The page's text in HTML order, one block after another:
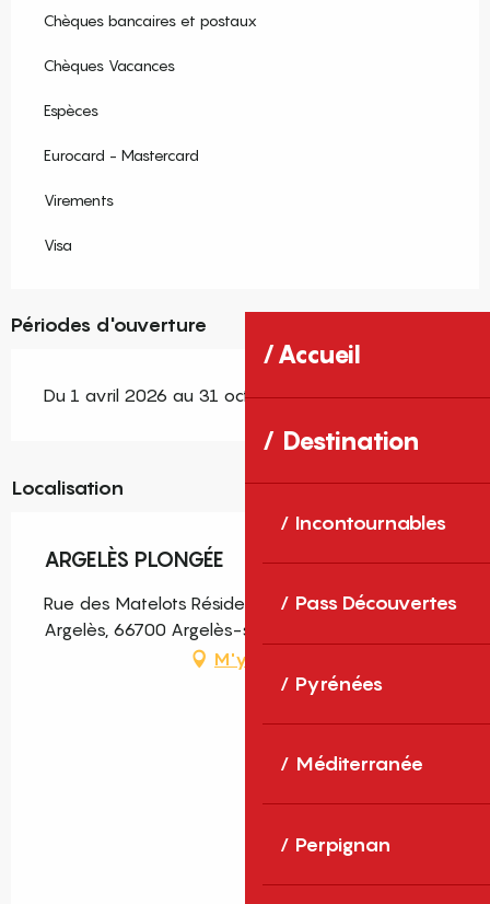
Accueil
Destination
Incontournables
Pass Découvertes
Pyrénées
Méditerranée
Perpignan
Chèques bancaires et postaux
Chèques Vacances
Espèces
Eurocard - Mastercard
Virements
Visa
Périodes d'ouverture
Du 1 avril 2026 au 31 octobre 2026
Localisation
ARGELÈS PLONGÉE
Rue des Matelots Résidence Santa Maria, Port-
Argelès, 66700 Argelès-sur-Mer
M'y rendre